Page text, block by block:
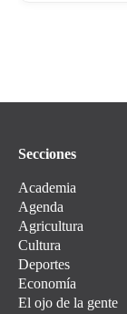
Secciones
Academia
Agenda
Agricultura
Cultura
Deportes
Economía
El ojo de la gente